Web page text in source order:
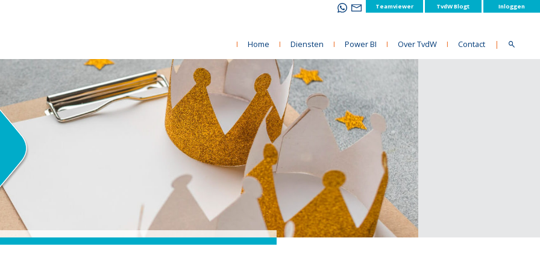
Teamviewer TvdW Blogt Inloggen
I Home I Diensten I Power BI I Over TvdW I Contact |